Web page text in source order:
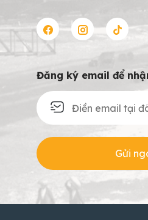
Đăng ký email để
Gửi